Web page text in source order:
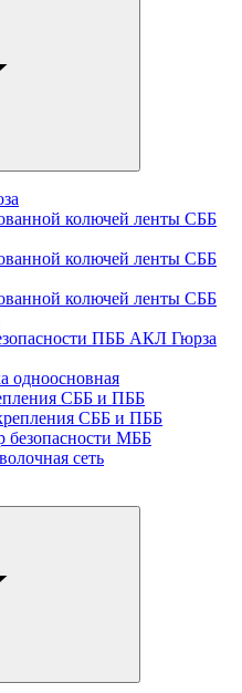
колючей ленты СББ
колючей ленты СББ
колючей ленты СББ
ПББ АКЛ Гюрза
одноосновная
СББ и ПББ
СББ и ПББ
безопасности МББ
сеть